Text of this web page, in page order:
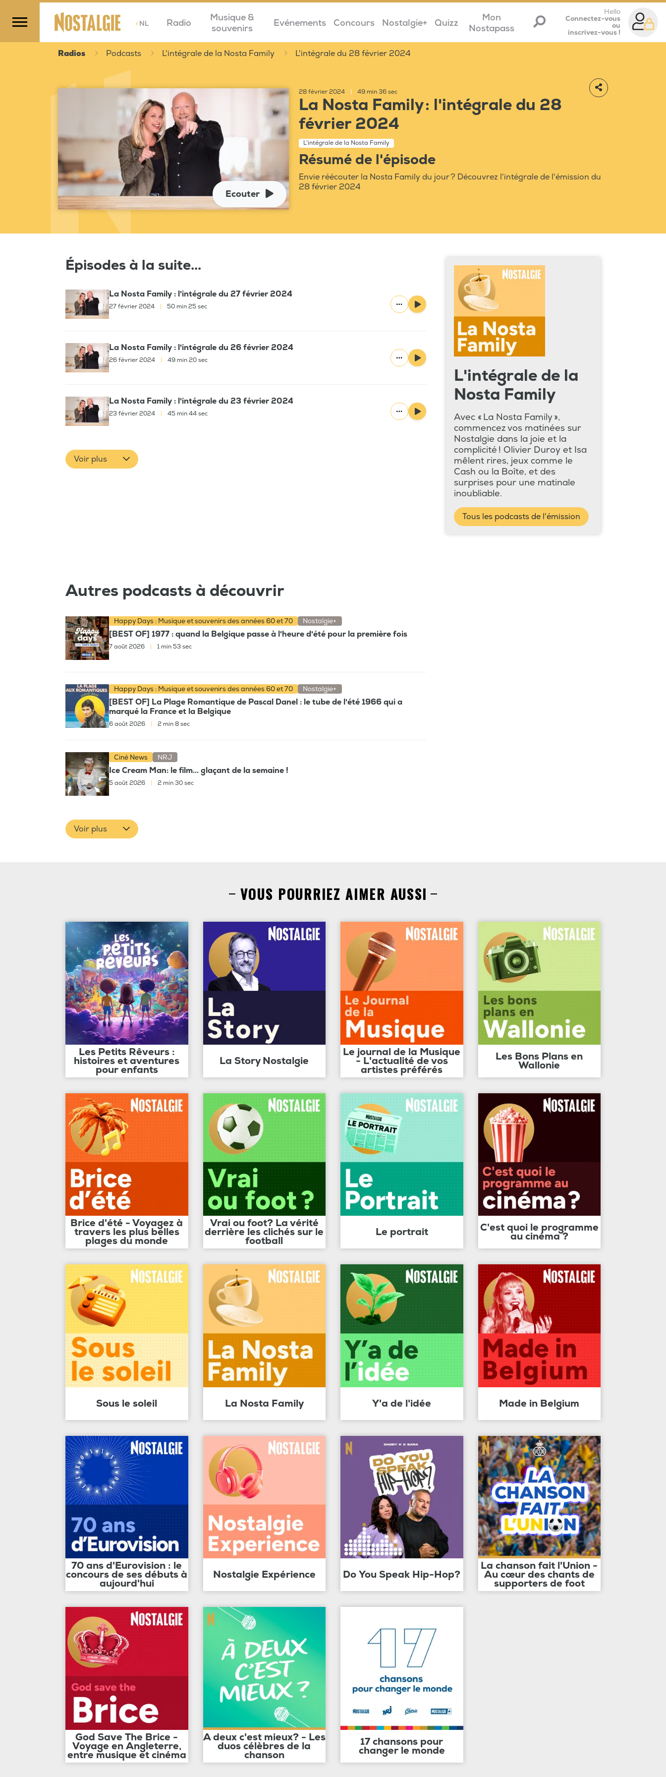
>NL Radio
Musique &
souvenirs
Evénements Concours Nostalgie+ Quizz
Mon
Nostapass
Hello
Connectez-vous
ou
inscrivez-vous !
Radios Podcasts L'intégrale de la Nosta Family L'intégrale du 28 février 2024
Ecouter
28 février 2024 49 min 36 sec
La Nosta Family : l'intégrale du 28
février 2024
L'intégrale de la Nosta Family
Résumé de l'épisode
Envie réécouter la Nosta Family du jour ? Découvrez l'intégrale de l'émission du
28 février 2024
Épisodes à la suite...
La Nosta Family : l'intégrale du 27 février 2024
27 février 2024 | 50 min 25 sec
La Nosta Family : l'intégrale du 26 février 2024
26 février 2024 | 49 min 20 sec
La Nosta Family : l'intégrale du 23 février 2024
23 février 2024 | 45 min 44 sec
Voir plus
L'intégrale de la
Nosta Family
Avec « La Nosta Family »,
commencez vos matinées sur
Nostalgie dans la joie et la
complicité ! Olivier Duroy et Isa
mêlent rires, jeux comme le
Cash ou la Boîte, et des
surprises pour une matinale
inoubliable.
Tous les podcasts de l'émission
Autres podcasts à découvrir
Happy Days : Musique et souvenirs des années 60 et 70 Nostalgie+
[BEST OF] 1977 : quand la Belgique passe à l'heure d'été pour la première fois
7 août 2026 1 min 53 sec
Happy Days : Musique et souvenirs des années 60 et 70 Nostalgie+
[BEST OF] La Plage Romantique de Pascal Danel : le tube de l'été 1966 qui a
marqué la France et la Belgique
6 août 2026 2 min 8 sec
Ciné News NRJ
Ice Cream Man: le film... glaçant de la semaine !
5 août 2026 2 min 30 sec
Voir plus
VOUS POURRIEZ AIMER AUSSI
Les Petits Rêveurs :
histoires et aventures
pour enfants
La Story Nostalgie
Le journal de la Musique
- L'actualité de vos
artistes préférés
Les Bons Plans en
Wallonie
Brice d'été - Voyagez à
travers les plus belles
plages du monde
Vrai ou foot? La vérité
derrière les clichés sur le
football
Le portrait C'est quoi le programme
au cinéma ?
Sous le soleil La Nosta Family Y'a de l'idée Made in Belgium
70 ans d'Eurovision : le
concours de ses débuts à
aujourd'hui
Nostalgie Expérience Do You Speak Hip-Hop?
La chanson fait l'Union -
Au cœur des chants de
supporters de foot
God Save The Brice -
Voyage en Angleterre,
entre musique et cinéma
A deux c'est mieux? - Les
duos célèbres de la
chanson
17 chansons pour
changer le monde